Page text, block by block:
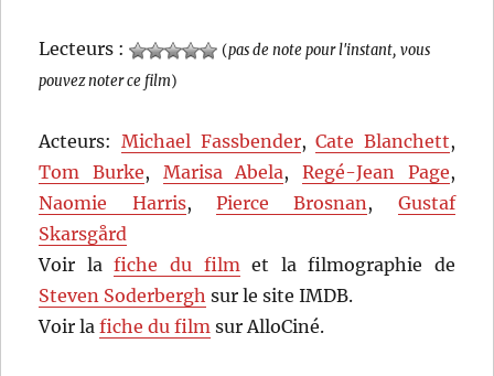
Lecteurs : (pas de note pour l'instant, vous
pouvez noter ce film)
Acteurs: Michael Fassbender,Cate Blanchett,
Tom Burke, Marisa Abela,Regé-Jean Page,
Naomie Harris,Pierce Brosnan, Gustaf
Skarsgård
Voir lafiche du filmet la filmographie de
Steven Soderbergh sur le site IMDB.
Voir lafiche du film sur AlloCiné.